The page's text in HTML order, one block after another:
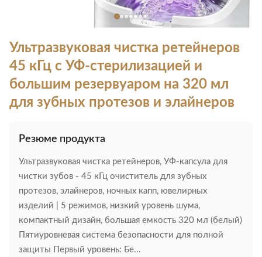
Ультразвуковая чистка ретейнеров
45 кГц с УФ-стерилизацией и
большим резервуаром на 320 мл
для зубных протезов и элайнеров
Резюме продукта
Ультразвуковая чистка ретейнеров, УФ-капсула для
чистки зубов - 45 кГц очиститель для зубных
протезов, элайнеров, ночных капп, ювелирных
изделий | 5 режимов, низкий уровень шума,
компактный дизайн, большая емкость 320 мл (белый)
Пятиуровневая система безопасности для полной
защиты Первый уровень: Бе...